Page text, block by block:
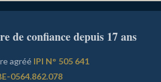
confiance depuis 17 ans
agréé IPI N° 505 641
0564.862.078